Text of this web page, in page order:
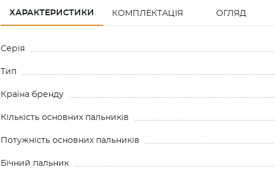
ХАРАКТЕРИСТИКИ КОМПЛЕКТАЦІЯ ОГЛЯД
Серія
Тип
Країна бренду
Кількість основних пальників
Потужність основних пальників
Бічний пальник